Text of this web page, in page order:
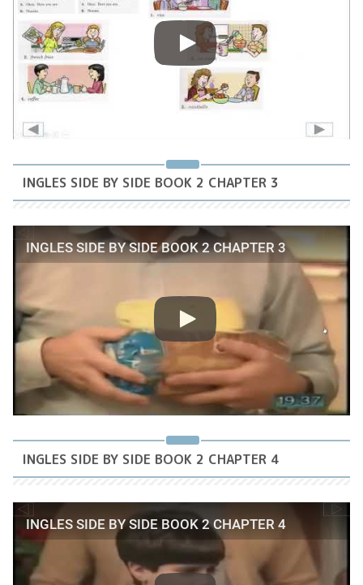
INGLES SIDE BY SIDE BOOK 2 CHAPTER 3
INGLES SIDE BY SIDE BOOK 2 CHAPTER 3
INGLES SIDE BY SIDE BOOK 2 CHAPTER 4
INGLES SIDE BY SIDE BOOK 2 CHAPTER 4